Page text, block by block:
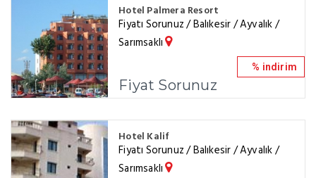
Hotel Palmera Resort
Fiyatı Sorunuz / Balıkesir / Ayvalık /
Sarımsaklı
Fiyat Sorunuz
% indirim
Hotel Kalif
Fiyatı Sorunuz / Balıkesir / Ayvalık /
Sarımsaklı